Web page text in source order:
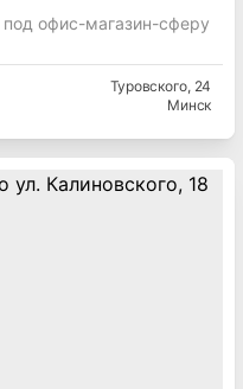
офис-магазин-сферу
Туровского, 24
Минск